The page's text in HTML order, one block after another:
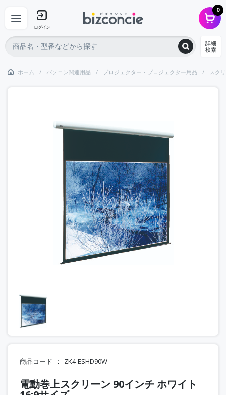
ログイン
0
詳細
検索
ホーム パソコン関連用品 プロジェクター・プロジェクター用品 スク
商品コード ZK4-ESHD90W
電動巻上スクリーン 90インチ ホワイト